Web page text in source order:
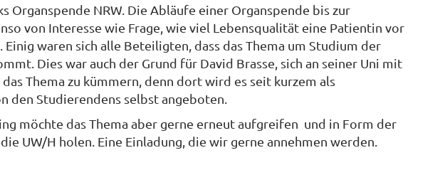
Organspende NRW. Die Abläufe einer Organspende bis zur
von Interesse wie Frage, wie viel Lebensqualität eine Patientin vor
waren sich alle Beteiligten, dass das Thema um Studium der
Dies war auch der Grund für David Brasse, sich an seiner Uni mit
Thema zu kümmern, denn dort wird es seit kurzem als
den Studierendens selbst angeboten.
möchte das Thema aber gerne erneut aufgreifen und in Form der
UW/H holen. Eine Einladung, die wir gerne annehmen werden.